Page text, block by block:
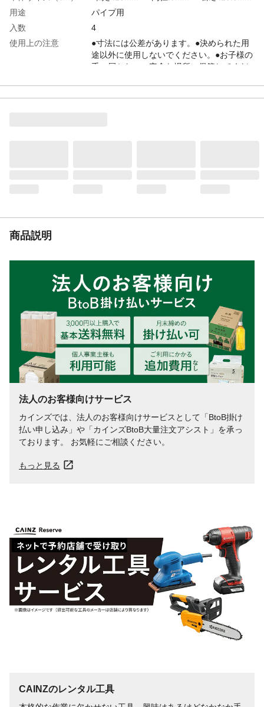
用途
パイプ用
入数
4
使用上の注意
●寸法には公差があります。●決められた用
途以外に使用しないでください。●お子様の
手の届かない、安全な場所に保管してくだ
商品説明
法人のお客様向けサービス
カインズでは、法人のお客様向けサービスとして「BtoB掛け
払い申し込み」や「カインズBtoB大量注文アシスト」を承っ
ております。 お気軽にご相談ください。
もっと見る
CAINZのレンタル工具